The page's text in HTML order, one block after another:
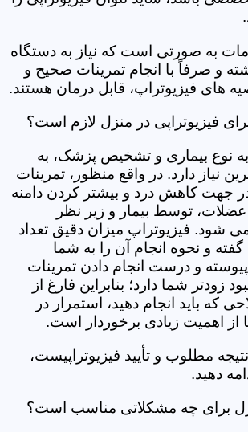
به صورتی است که نیاز به دستگاه
و صرفاً با انجام تمرینات صحیح و
های فیزیوتراپ، قابل درمان هستند.
فیزیوتراپی در منزل لازم است؟
نوع بیماری و تشخیص پزشک، به
نیاز دارد. در واقع منظور، تمرینات
جهت کاهش درد و بیشتر کردن دامنه
توسط بیمار و زیر نظر
شود. فیزیوتراپ میزان دقیق تعداد
و نحوه انجام آن را به شما
و درست انجام دادن تمرینات
زودتر شما دارد؛ بنابراین فارغ از
که باید انجام دهید، استمرار در
از اهمیت زیادی برخوردار است.
مطلوب و تأیید فیزیوتراپیست،
دهید.
برای چه مشکلاتی مناسب است؟